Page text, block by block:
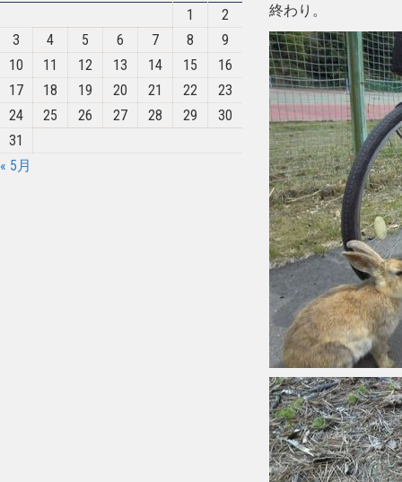
終わり。
1
2
3
4 5 6 7 8
9
10
11 12 13 14 15
16
17
18 19 20 21 22
23
24
25 26 27 28 29
30
31
« 5月